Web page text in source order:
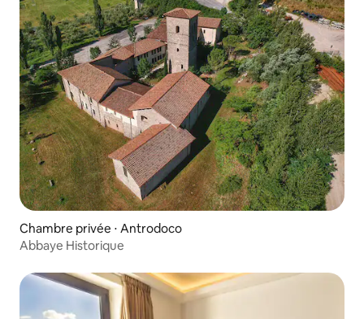
Chambre privée ⋅ Antrodoco
Abbaye Historique